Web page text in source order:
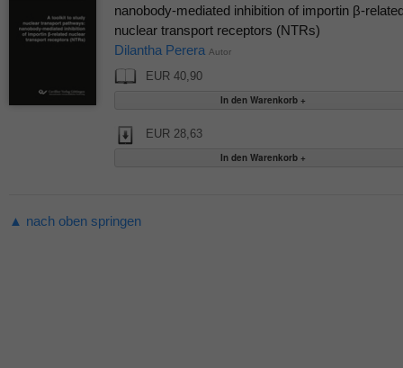
nanobody-mediated inhibition of importin β-
nuclear transport receptors (NTRs)
Dilantha Perera Autor
EUR 40,90
EUR 28,63
▲ nach oben springen